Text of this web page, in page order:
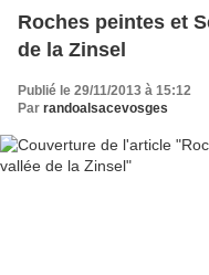
Roches peintes et
de la Zinsel
Publié le 29/11/2013 à 15:12
Par randoalsacevosges